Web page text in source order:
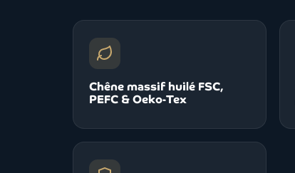
Chêne massif huilé FSC,
PEFC & Oeko-Tex